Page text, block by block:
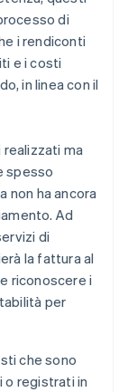
di
i rendiconti
e i costi
in linea con il
realizzati ma
spesso
non ha ancora
Ad
di
la fattura al
riconoscere i
per
che sono
o registrati in